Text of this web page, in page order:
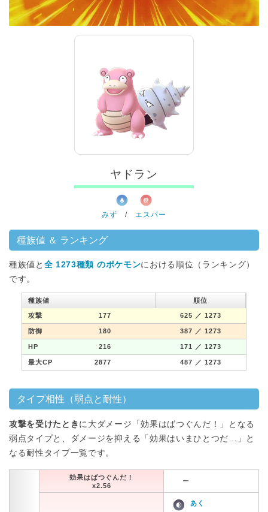
ヤドラン
みず / エスパー
種族値 ＆ ランキング
種族値と 全 1273種類 のポケモンにおける順位（ランキング）
です。
種族値 順位
攻撃 177 625 ／ 1273
防御 180 387 ／ 1273
HP 216 171 ／ 1273
最大CP 2877 487 ／ 1273
タイプ相性（弱点と耐性）
攻撃を受けたとき に大ダメージ「効果はばつぐんだ！」となる
弱点タイプと、ダメージを抑える「効果はいまひとつだ…」と
なる耐性タイプ一覧です。
効果はばつぐんだ！
x2.56
ー
あく